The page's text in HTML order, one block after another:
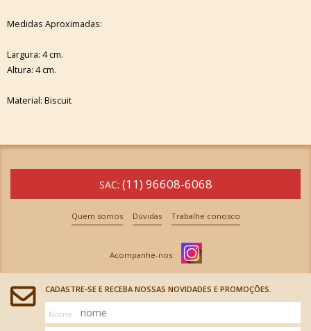
Medidas Aproximadas:
Largura: 4 cm.
Altura: 4 cm.
Material: Biscuit
SAC: (11) 96608-6068
Quem somos Dúvidas Trabalhe conosco
CADASTRE-SE E RECEBA NOSSAS NOVIDADES E PROMOÇÕES.
Nome